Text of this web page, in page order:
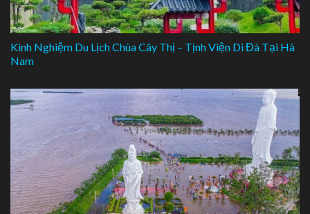
Kinh Nghiệm Du Lịch Chùa Cây Thị – Tịnh Viện Di Đà Tại Hà
Nam